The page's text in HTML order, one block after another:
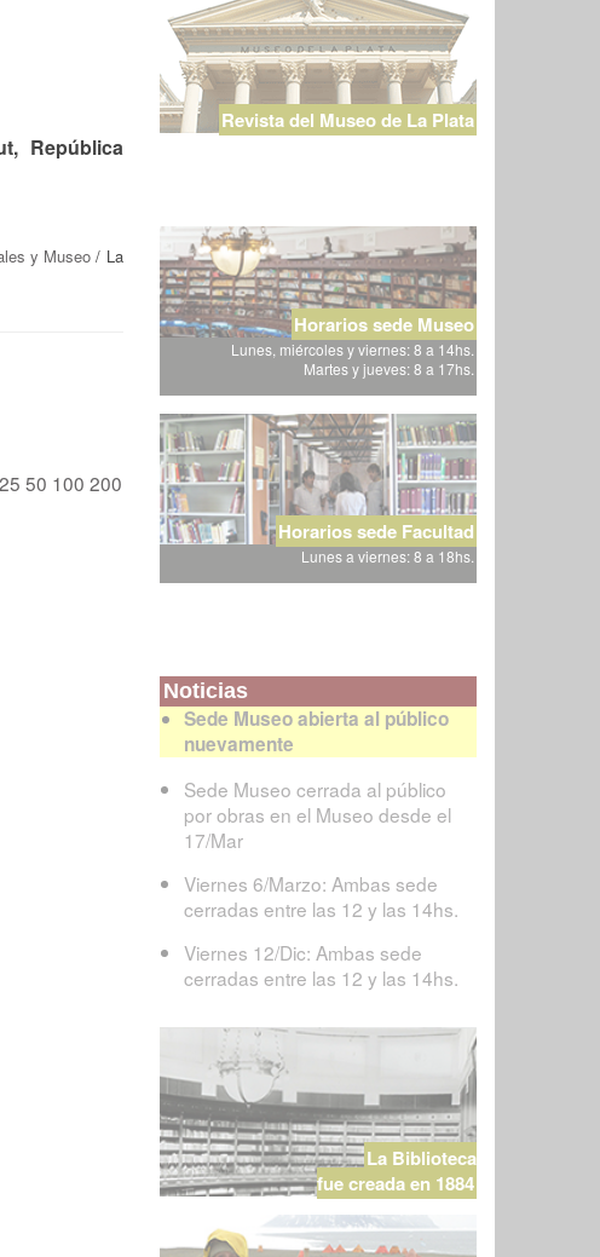
República
y Museo / La
25 50 100 200
Revista del Museo de La Plata
Horarios sede Museo
Lunes, miércoles y viernes: 8 a 14hs.
Martes y jueves: 8 a 17hs.
Horarios sede Facultad
Lunes a viernes: 8 a 18hs.
Noticias
Sede Museo abierta al público
nuevamente
Sede Museo cerrada al público
por obras en el Museo desde el
17/Mar
Viernes 6/Marzo: Ambas sede
cerradas entre las 12 y las 14hs.
Viernes 12/Dic: Ambas sede
cerradas entre las 12 y las 14hs.
La Biblioteca
fue creada en 1884